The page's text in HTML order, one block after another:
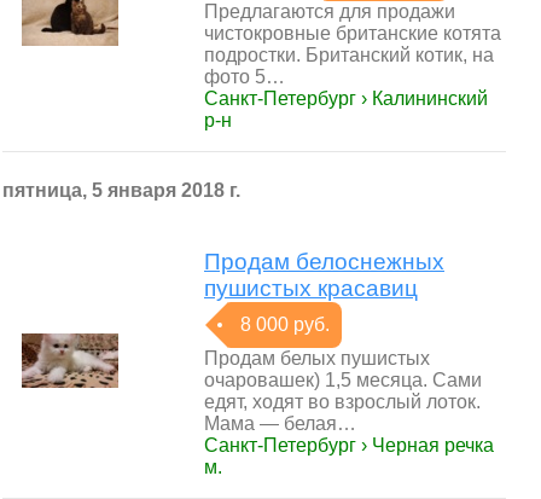
Предлагаются для продажи
чистокровные британские котята
подростки. Британский котик, на
фото 5…
Санкт-Петербург › Калининский
р-н
пятница, 5 января 2018 г.
Продам белоснежных
пушистых красавиц
8 000 руб.
Продам белых пушистых
очаровашек) 1,5 месяца. Сами
едят, ходят во взрослый лоток.
Мама — белая…
Санкт-Петербург › Черная речка
м.